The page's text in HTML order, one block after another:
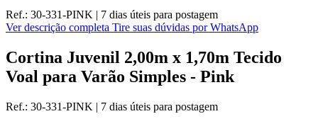
Ref.: 30-331-PINK | 7 dias úteis para postagem
Ver descrição completa Tire suas dúvidas por WhatsApp
Cortina Juvenil 2,00m x 1,70m Tecido
Voal para Varão Simples - Pink
Ref.: 30-331-PINK | 7 dias úteis para postagem